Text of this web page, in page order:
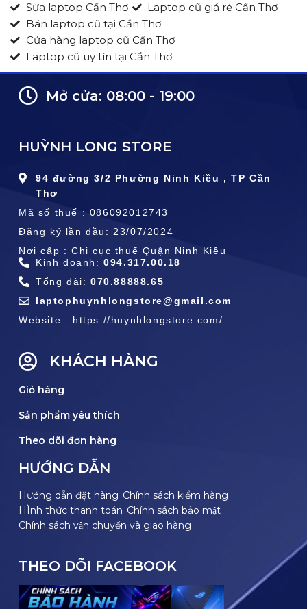
Sửa laptop Cần Thơ
Laptop cũ giá rẻ Cần Thơ
Bán laptop cũ tại Cần Thơ
Cửa hàng laptop cũ Cần Thơ
Laptop cũ uy tín tại Cần Thơ
Mở cửa: 08:00 - 19:00
HUỲNH LONG STORE
94 đường 3/2 Phường Ninh Kiều , TP Cần
Thơ
Mã số thuế : 086092012743
Đăng ký lần đầu: 23/07/2024
Nơi cấp : Chi cục thuế Quận Ninh Kiều
Kinh doanh:094.317.00.18
Tổng đài: 070.88888.65
laptophuynhlongstore@gmail.com
Website : https://huynhlongstore.com/
KHÁCH HÀNG
Giỏ hàng
Sản phẩm yêu thích
Theo dõi đơn hàng
HƯỚNG DẪN
Hướng dẫn đặt hàng Chính sách kiểm hàng
HÌnh thức thanh toán Chính sách bảo mật
Chính sách vận chuyển và giao hàng
THEO DÕI FACEBOOK